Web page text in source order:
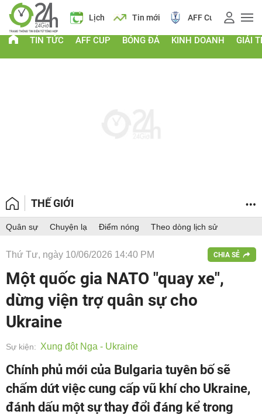
Giá vàng Lịch Tin mới AFF Cup Giá
TIN TỨC AFF CUP BÓNG ĐÁ KINH DOANH GIẢI
THẾ GIỚI
Quân sự Chuyện lạ Điểm nóng Theo dòng lịch sử
Thứ Tư, ngày 10/06/2026 14:40 PM CHIA SẺ
Một quốc gia NATO "quay xe",
dừng viện trợ quân sự cho
Ukraine
Sự kiện: Xung đột Nga - Ukraine
Chính phủ mới của Bulgaria tuyên bố sẽ
chấm dứt việc cung cấp vũ khí cho Ukraine,
đánh dấu một sự thay đổi đáng kể trong